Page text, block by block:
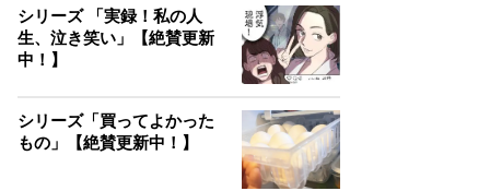
シリーズ 「実録！私の人
生、泣き笑い」【絶賛更新
中！】
シリーズ「買ってよかった
もの」【絶賛更新中！】